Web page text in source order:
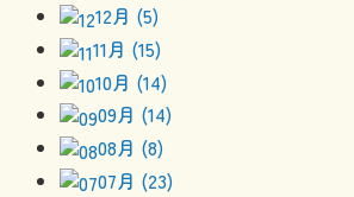
12月 (5)
11月 (15)
10月 (14)
09月 (14)
08月 (8)
07月 (23)